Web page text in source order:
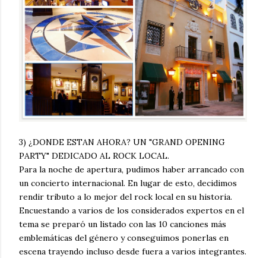
3) ¿DONDE ESTAN AHORA? UN "GRAND OPENING
PARTY" DEDICADO AL ROCK LOCAL.
Para la noche de apertura, pudimos haber arrancado con
un concierto internacional. En lugar de esto, decidimos
rendir tributo a lo mejor del rock local en su historia.
Encuestando a varios de los considerados expertos en el
tema se preparó un listado con las 10 canciones más
emblemáticas del género y conseguimos ponerlas en
escena trayendo incluso desde fuera a varios integrantes.